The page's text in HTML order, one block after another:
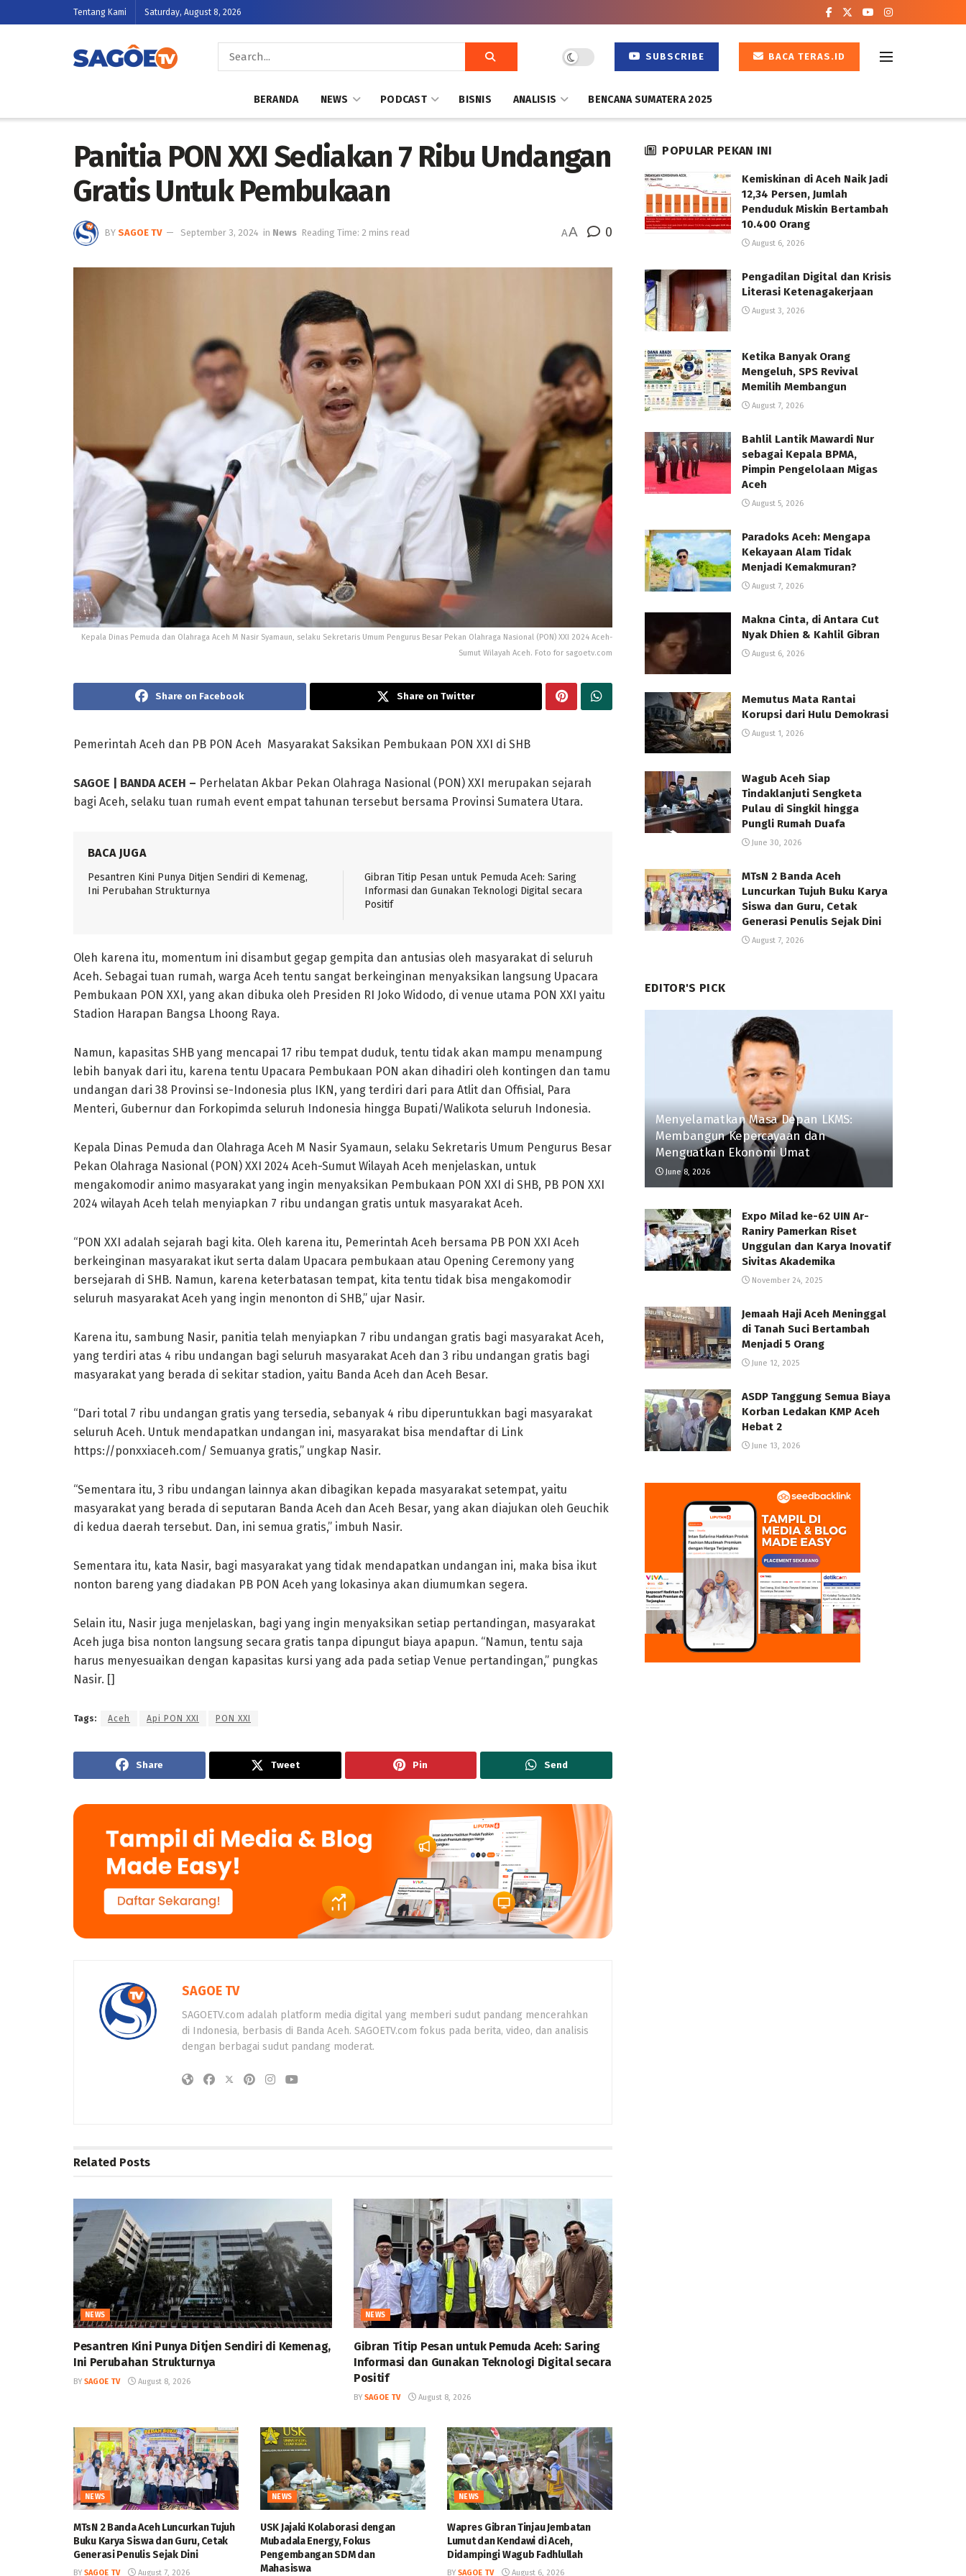
Tentang Kami Saturday, August 8, 2026
SUBSCRIBE BACA TERAS.ID
BERANDA NEWS PODCAST BISNIS ANALISIS BENCANA SUMATERA 2025
Panitia PON XXI Sediakan 7 Ribu Undangan
Gratis Untuk Pembukaan
BY SAGOE TV September 3, 2024 in News Reading Time: 2 mins read AA 0
Kepala Dinas Pemuda dan Olahraga Aceh M Nasir Syamaun, selaku Sekretaris Umum Pengurus Besar Pekan Olahraga Nasional (PON) XXI 2024 Aceh-
Sumut Wilayah Aceh. Foto for sagoetv.com
Share on Facebook Share on Twitter
Pemerintah Aceh dan PB PON Aceh Masyarakat Saksikan Pembukaan PON XXI di SHB
SAGOE | BANDA ACEH – Perhelatan Akbar Pekan Olahraga Nasional (PON) XXI merupakan sejarah
bagi Aceh, selaku tuan rumah event empat tahunan tersebut bersama Provinsi Sumatera Utara.
BACA JUGA
Pesantren Kini Punya Ditjen Sendiri di Kemenag,
Ini Perubahan Strukturnya
Gibran Titip Pesan untuk Pemuda Aceh: Saring
Informasi dan Gunakan Teknologi Digital secara
Positif
Oleh karena itu, momentum ini disambut gegap gempita dan antusias oleh masyarakat di seluruh
Aceh. Sebagai tuan rumah, warga Aceh tentu sangat berkeinginan menyaksikan langsung Upacara
Pembukaan PON XXI, yang akan dibuka oleh Presiden RI Joko Widodo, di venue utama PON XXI yaitu
Stadion Harapan Bangsa Lhoong Raya.
Namun, kapasitas SHB yang mencapai 17 ribu tempat duduk, tentu tidak akan mampu menampung
lebih banyak dari itu, karena tentu Upacara Pembukaan PON akan dihadiri oleh kontingen dan tamu
undangan dari 38 Provinsi se-Indonesia plus IKN, yang terdiri dari para Atlit dan Offisial, Para
Menteri, Gubernur dan Forkopimda seluruh Indonesia hingga Bupati/Walikota seluruh Indonesia.
Kepala Dinas Pemuda dan Olahraga Aceh M Nasir Syamaun, selaku Sekretaris Umum Pengurus Besar
Pekan Olahraga Nasional (PON) XXI 2024 Aceh-Sumut Wilayah Aceh menjelaskan, untuk
mengakomodir animo masyarakat yang ingin menyaksikan Pembukaan PON XXI di SHB, PB PON XXI
2024 wilayah Aceh telah menyiapkan 7 ribu undangan gratis untuk masyarakat Aceh.
“PON XXI adalah sejarah bagi kita. Oleh karena itu, Pemerintah Aceh bersama PB PON XXI Aceh
berkeinginan masyarakat ikut serta dalam Upacara pembukaan atau Opening Ceremony yang
bersejarah di SHB. Namun, karena keterbatasan tempat, kita tentu tidak bisa mengakomodir
seluruh masyarakat Aceh yang ingin menonton di SHB,” ujar Nasir.
Karena itu, sambung Nasir, panitia telah menyiapkan 7 ribu undangan gratis bagi masyarakat Aceh,
yang terdiri atas 4 ribu undangan bagi seluruh masyarakat Aceh dan 3 ribu undangan gratis bagi
masyarakat yang berada di sekitar stadion, yaitu Banda Aceh dan Aceh Besar.
“Dari total 7 ribu undangan gratis yang tersedia, sebanyak 4 ribu diperuntukkan bagi masyarakat
seluruh Aceh. Untuk mendapatkan undangan ini, masyarakat bisa mendaftar di Link
https://ponxxiaceh.com/ Semuanya gratis,” ungkap Nasir.
“Sementara itu, 3 ribu undangan lainnya akan dibagikan kepada masyarakat setempat, yaitu
masyarakat yang berada di seputaran Banda Aceh dan Aceh Besar, yang akan diajukan oleh Geuchik
di kedua daerah tersebut. Dan, ini semua gratis,” imbuh Nasir.
Sementara itu, kata Nasir, bagi masyarakat yang tidak mendapatkan undangan ini, maka bisa ikut
nonton bareng yang diadakan PB PON Aceh yang lokasinya akan diumumkan segera.
Selain itu, Nasir juga menjelaskan, bagi yang ingin menyaksikan setiap pertandingan, masyarakat
Aceh juga bisa nonton langsung secara gratis tanpa dipungut biaya apapun. “Namun, tentu saja
harus menyesuaikan dengan kapasitas kursi yang ada pada setiap Venue pertandingan,” pungkas
Nasir. []
Tags: Aceh Api PON XXI PON XXI
Share Tweet Pin Send
SAGOE TV
SAGOETV.com adalah platform media digital yang memberi sudut pandang mencerahkan
di Indonesia, berbasis di Banda Aceh. SAGOETV.com fokus pada berita, video, dan analisis
dengan berbagai sudut pandang moderat.
Related Posts
NEWS
Pesantren Kini Punya Ditjen Sendiri di Kemenag,
Ini Perubahan Strukturnya
BY SAGOE TV August 8, 2026
NEWS
Gibran Titip Pesan untuk Pemuda Aceh: Saring
Informasi dan Gunakan Teknologi Digital secara
Positif
BY SAGOE TV August 8, 2026
NEWS
MTsN 2 Banda Aceh Luncurkan Tujuh
Buku Karya Siswa dan Guru, Cetak
Generasi Penulis Sejak Dini
BY SAGOE TV August 7, 2026
NEWS
USK Jajaki Kolaborasi dengan
Mubadala Energy, Fokus
Pengembangan SDM dan
Mahasiswa
NEWS
Wapres Gibran Tinjau Jembatan
Lumut dan Kendawi di Aceh,
Didampingi Wagub Fadhlullah
BY SAGOE TV August 6, 2026
POPULAR PEKAN INI
Kemiskinan di Aceh Naik Jadi
12,34 Persen, Jumlah
Penduduk Miskin Bertambah
10.400 Orang
August 6, 2026
Pengadilan Digital dan Krisis
Literasi Ketenagakerjaan
August 3, 2026
Ketika Banyak Orang
Mengeluh, SPS Revival
Memilih Membangun
August 7, 2026
Bahlil Lantik Mawardi Nur
sebagai Kepala BPMA,
Pimpin Pengelolaan Migas
Aceh
August 5, 2026
Paradoks Aceh: Mengapa
Kekayaan Alam Tidak
Menjadi Kemakmuran?
August 7, 2026
Makna Cinta, di Antara Cut
Nyak Dhien & Kahlil Gibran
August 6, 2026
Memutus Mata Rantai
Korupsi dari Hulu Demokrasi
August 1, 2026
Wagub Aceh Siap
Tindaklanjuti Sengketa
Pulau di Singkil hingga
Pungli Rumah Duafa
June 30, 2026
MTsN 2 Banda Aceh
Luncurkan Tujuh Buku Karya
Siswa dan Guru, Cetak
Generasi Penulis Sejak Dini
August 7, 2026
EDITOR'S PICK
Menyelamatkan Masa Depan LKMS:
Membangun Kepercayaan dan
Menguatkan Ekonomi Umat
June 8, 2026
Expo Milad ke-62 UIN Ar-
Raniry Pamerkan Riset
Unggulan dan Karya Inovatif
Sivitas Akademika
November 24, 2025
Jemaah Haji Aceh Meninggal
di Tanah Suci Bertambah
Menjadi 5 Orang
June 12, 2025
ASDP Tanggung Semua Biaya
Korban Ledakan KMP Aceh
Hebat 2
June 13, 2026